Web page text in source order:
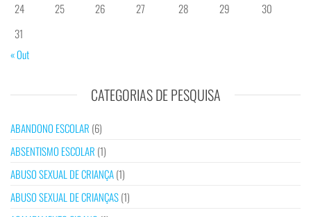
24
25 26 27 28 29
30
31
« Out
CATEGORIAS DE PESQUISA
ABANDONO ESCOLAR (6)
ABSENTISMO ESCOLAR (1)
ABUSO SEXUAL DE CRIANÇA(1)
ABUSO SEXUAL DE CRIANÇAS(1)